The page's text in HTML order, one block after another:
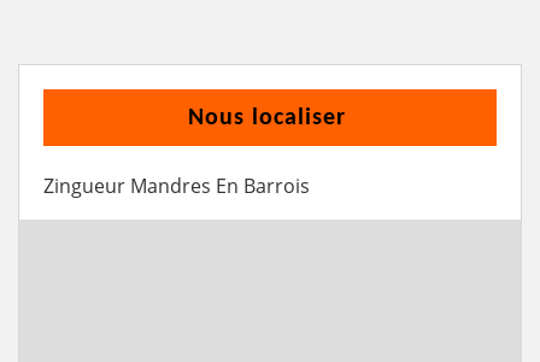
Nous localiser
Zingueur Mandres En Barrois